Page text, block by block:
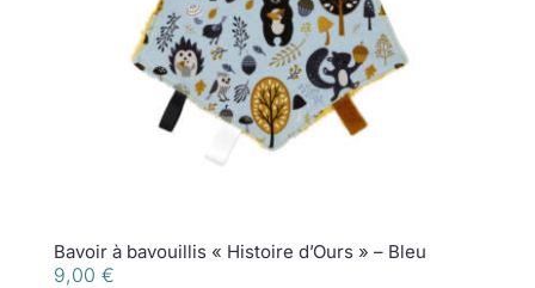
Bavoir à bavouillis « Histoire d’Ours » – Bleu
9,00 €